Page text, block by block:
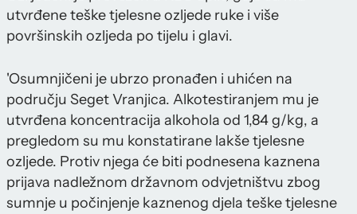
utvrđene teške tjelesne ozljede ruke i više
površinskih ozljeda po tijelu i glavi.
'Osumnjičeni je ubrzo pronađen i uhićen na
području Seget Vranjica. Alkotestiranjem mu je
utvrđena koncentracija alkohola od 1,84 g/kg, a
pregledom su mu konstatirane lakše tjelesne
ozljede. Protiv njega će biti podnesena kaznena
prijava nadležnom državnom odvjetništvu zbog
sumnje u počinjenje kaznenog djela teške tjelesne